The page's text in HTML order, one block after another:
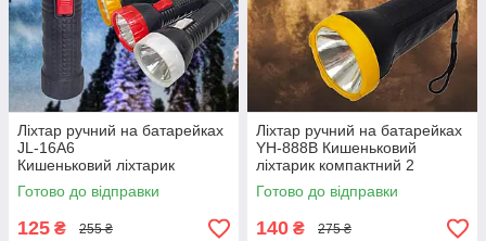
Ліхтар ручний на батарейках
JL-16A6
Кишеньковий ліхтарик
світлодіодний компактний
Готово до відправки
125 ₴ 255 ₴
Ліхтар ручний на батарейках
YH-888В Кишеньковий
ліхтарик компактний 2
режими
Готово до відправки
140 ₴ 275 ₴